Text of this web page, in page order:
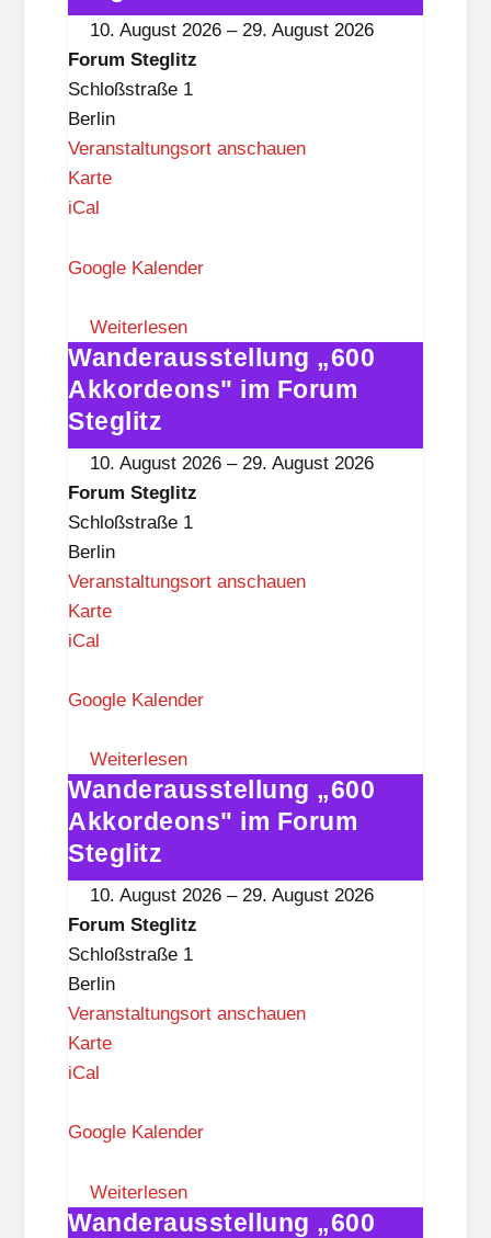
l
i
t
z
im
Forum
Steglitz
10. August 2026 –29. August 2026
Forum Steglitz
Schloßstraße 1
Berlin
Veranstaltungsort anschauen
KarteF
u
S
t
e
g
l
i
t
z
iCal
Google Kalender
Weiterlesen
Wanderausstellung
„600
Akkordeons"
im
Forum
Steglitz
Wanderausstellung „600
Akkordeons" im Forum
Steglitz
10. August 2026 –29. August 2026
Forum Steglitz
Schloßstraße 1
Berlin
Veranstaltungsort anschauen
KarteF
u
S
t
e
g
l
i
t
z
iCal
Google Kalender
Weiterlesen
Wanderausstellung
„600
Akkordeons"
im
Forum
Steglitz
Wanderausstellung „600
Akkordeons" im Forum
Steglitz
10. August 2026 –29. August 2026
Forum Steglitz
Schloßstraße 1
Berlin
Veranstaltungsort anschauen
KarteF
u
S
t
iCal
Google Kalender
Weiterlesen
Wanderausstellung
Wanderausstellung „600